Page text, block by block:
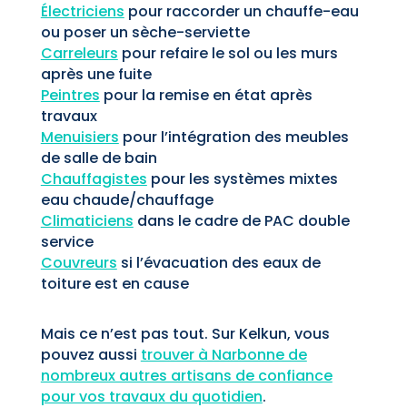
Électriciens pour raccorder un chauffe-eau
ou poser un sèche-serviette
Carreleurs pour refaire le sol ou les murs
après une fuite
Peintres pour la remise en état après
travaux
Menuisiers pour l’intégration des meubles
de salle de bain
Chauffagistes pour les systèmes mixtes
eau chaude/chauffage
Climaticiens dans le cadre de PAC double
service
Couvreurs si l’évacuation des eaux de
toiture est en cause
Mais ce n’est pas tout. Sur Kelkun, vous
pouvez aussi trouver à Narbonne de
nombreux autres artisans de confiance
pour vos travaux du quotidien.